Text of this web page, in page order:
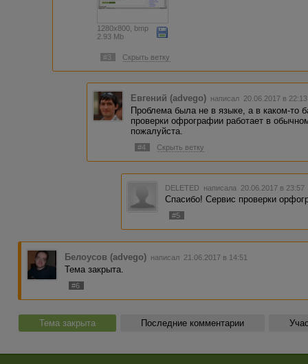
1280x800, bmp
2.93 Mb
#3 Скрыть ветку
Евгений (advego) написал 20.06.2017 в
Проблема была не в языке, а в каком-то
проверки офрографии работает в
пожалуйста.
#4 Скрыть ветку
DELETED написала 20.06.2017 в
Спасибо! Сервис проверки
#5
Белоусов (advego) написал 21.06.2017 в 14:51
Тема закрыта.
#6
Тема закрыта Последние комментарии